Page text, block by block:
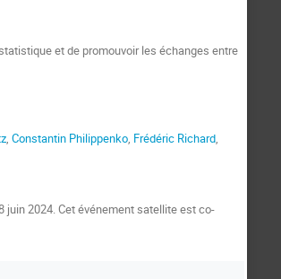
et de promouvoir les échanges entre
, Constantin Philippenko, Frédéric Richard,
2024. Cet événement satellite est co-